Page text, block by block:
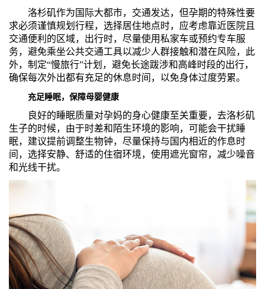
洛杉矶作为国际大都市，交通发达，但孕期的特殊性要
求必须谨慎规划行程，选择居住地点时，应考虑靠近医院且
交通便利的区域，出行时，尽量使用私家车或预约专车服
务，避免乘坐公共交通工具以减少人群接触和潜在风险，此
外，制定“慢旅行”计划，避免长途跋涉和高峰时段的出行，
确保每次外出都有充足的休息时间，以免身体过度劳累。
充足睡眠，保障母婴健康
良好的睡眠质量对孕妈的身心健康至关重要，去洛杉矶
生子的时候，由于时差和陌生环境的影响，可能会干扰睡
眠，建议提前调整生物钟，尽量保持与国内相近的作息时
间，选择安静、舒适的住宿环境，使用遮光窗帘，减少噪音
和光线干扰。